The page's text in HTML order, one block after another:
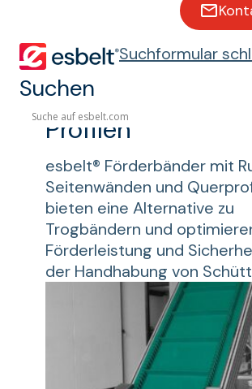
Suchformular
Suchen
Profilen
Bänder mit Runer®
Profilen
esbelt® Förderbänder mit
Seitenwänden und
bieten eine Alternative zu
Trogbändern und
Förderleistung und
der Handhabung von